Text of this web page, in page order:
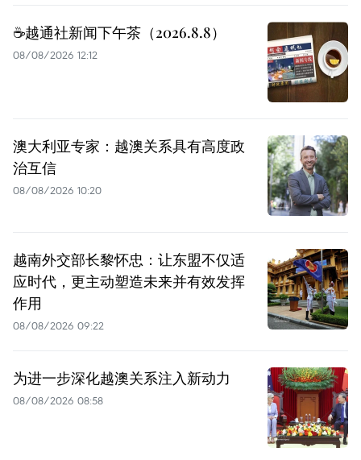
☕️越通社新闻下午茶（2026.8.8）
08/08/2026 12:12
澳大利亚专家：越澳关系具有高度政
治互信
08/08/2026 10:20
越南外交部长黎怀忠：让东盟不仅适
应时代，更主动塑造未来并有效发挥
作用
08/08/2026 09:22
为进一步深化越澳关系注入新动力
08/08/2026 08:58